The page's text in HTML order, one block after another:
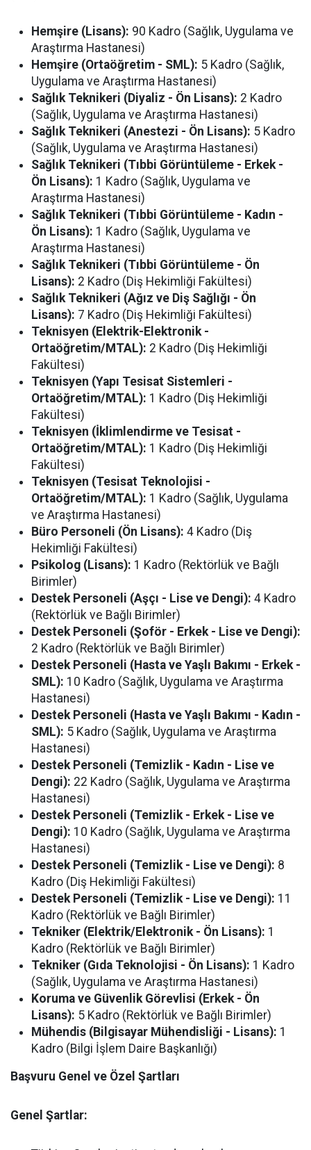
Hemşire (Lisans): 90 Kadro (Sağlık, Uygulama ve
Araştırma Hastanesi)
Hemşire (Ortaöğretim - SML): 5 Kadro (Sağlık,
Uygulama ve Araştırma Hastanesi)
Sağlık Teknikeri (Diyaliz - Ön Lisans): 2 Kadro
(Sağlık, Uygulama ve Araştırma Hastanesi)
Sağlık Teknikeri (Anestezi - Ön Lisans): 5 Kadro
(Sağlık, Uygulama ve Araştırma Hastanesi)
Sağlık Teknikeri (Tıbbi Görüntüleme - Erkek -
Ön Lisans): 1 Kadro (Sağlık, Uygulama ve
Araştırma Hastanesi)
Sağlık Teknikeri (Tıbbi Görüntüleme - Kadın -
Ön Lisans): 1 Kadro (Sağlık, Uygulama ve
Araştırma Hastanesi)
Sağlık Teknikeri (Tıbbi Görüntüleme - Ön
Lisans): 2 Kadro (Diş Hekimliği Fakültesi)
Sağlık Teknikeri (Ağız ve Diş Sağlığı - Ön
Lisans): 7 Kadro (Diş Hekimliği Fakültesi)
Teknisyen (Elektrik-Elektronik -
Ortaöğretim/MTAL): 2 Kadro (Diş Hekimliği
Fakültesi)
Teknisyen (Yapı Tesisat Sistemleri -
Ortaöğretim/MTAL): 1 Kadro (Diş Hekimliği
Fakültesi)
Teknisyen (İklimlendirme ve Tesisat -
Ortaöğretim/MTAL): 1 Kadro (Diş Hekimliği
Fakültesi)
Teknisyen (Tesisat Teknolojisi -
Ortaöğretim/MTAL): 1 Kadro (Sağlık, Uygulama
ve Araştırma Hastanesi)
Büro Personeli (Ön Lisans): 4 Kadro (Diş
Hekimliği Fakültesi)
Psikolog (Lisans): 1 Kadro (Rektörlük ve Bağlı
Birimler)
Destek Personeli (Aşçı - Lise ve Dengi): 4 Kadro
(Rektörlük ve Bağlı Birimler)
Destek Personeli (Şoför - Erkek - Lise ve Dengi):
2 Kadro (Rektörlük ve Bağlı Birimler)
Destek Personeli (Hasta ve Yaşlı Bakımı - Erkek -
SML): 10 Kadro (Sağlık, Uygulama ve Araştırma
Hastanesi)
Destek Personeli (Hasta ve Yaşlı Bakımı - Kadın -
SML): 5 Kadro (Sağlık, Uygulama ve Araştırma
Hastanesi)
Destek Personeli (Temizlik - Kadın - Lise ve
Dengi): 22 Kadro (Sağlık, Uygulama ve Araştırma
Hastanesi)
Destek Personeli (Temizlik - Erkek - Lise ve
Dengi): 10 Kadro (Sağlık, Uygulama ve Araştırma
Hastanesi)
Destek Personeli (Temizlik - Lise ve Dengi): 8
Kadro (Diş Hekimliği Fakültesi)
Destek Personeli (Temizlik - Lise ve Dengi): 11
Kadro (Rektörlük ve Bağlı Birimler)
Tekniker (Elektrik/Elektronik - Ön Lisans): 1
Kadro (Rektörlük ve Bağlı Birimler)
Tekniker (Gıda Teknolojisi - Ön Lisans): 1 Kadro
(Sağlık, Uygulama ve Araştırma Hastanesi)
Koruma ve Güvenlik Görevlisi (Erkek - Ön
Lisans): 5 Kadro (Rektörlük ve Bağlı Birimler)
Mühendis (Bilgisayar Mühendisliği - Lisans): 1
Kadro (Bilgi İşlem Daire Başkanlığı)
Başvuru Genel ve Özel Şartları
Genel Şartlar: